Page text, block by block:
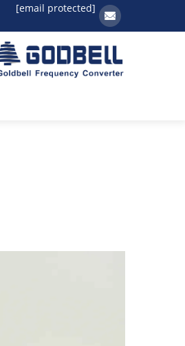
[email protected]